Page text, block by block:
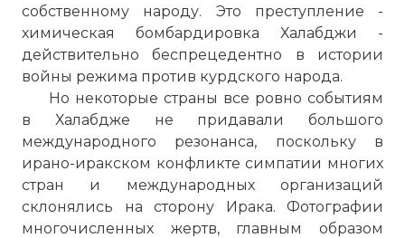
собственному народу. Это преступление -
химическая бомбардировка Халабджи -
действительно беспрецедентно в истории
войны режима против курдского народа.
Но некоторые страны все ровно событиям
в Халабдже не придавали большого
международного резонанса, поскольку в
ирано-иракском конфликте симпатии многих
стран и международных организаций
склонялись на сторону Ирака. Фотографии
многочисленных жертв, главным образом